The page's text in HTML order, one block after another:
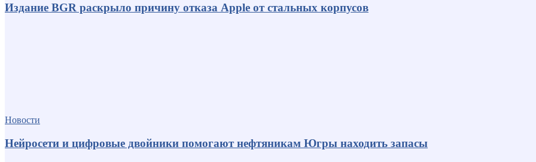
Издание BGR раскрыло причину отказа Apple от стальных корпусов
Новости
Нейросети и цифровые двойники помогают нефтяникам Югры находить запасы